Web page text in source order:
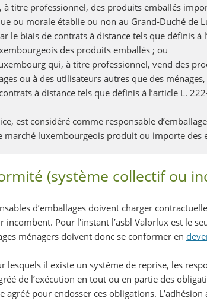
titre professionnel, des produits emballés
ou morale établie ou non au Grand-Duché de
le biais de contrats à distance tels que définis à
des produits emballés ; ou
qui, à titre professionnel, vend des
ou à des utilisateurs autres que des
à distance tels que définis à l’article L.
est considéré comme responsable
luxembourgeois produit ou importe des
(système collectif ou
d’emballages doivent charger
incombent. Pour l'instant l’asbl Valorlux est le
ménagers doivent donc se conformer en
lesquels il existe un système de reprise, les
de l’exécution en tout ou en partie des
pour endosser ces obligations.